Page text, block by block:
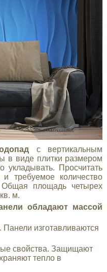
с вертикальным
в виде плитки размером
укладывать. Просчитать
требуемое количество
Общая площадь четырех
м.
обладают массой
Панели изготавливаются
свойства. Защищают
тепло в